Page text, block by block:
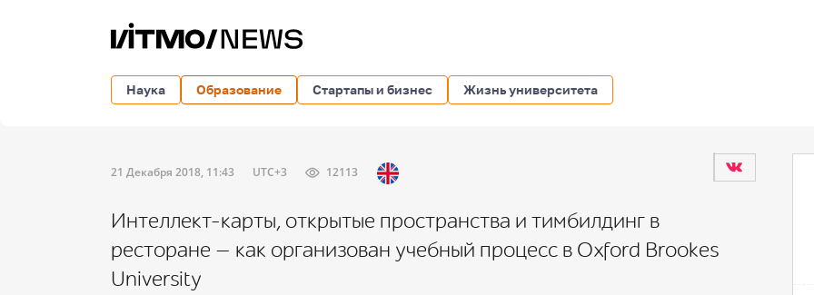
Наука Образование Стартапы и бизнес Жизнь университета
21 Декабря 2018, 11:43 UTC+3 12113
Интеллект-карты, открытые пространства и тимбилдинг в
ресторане — как организован учебный процесс в Oxford Brookes
University